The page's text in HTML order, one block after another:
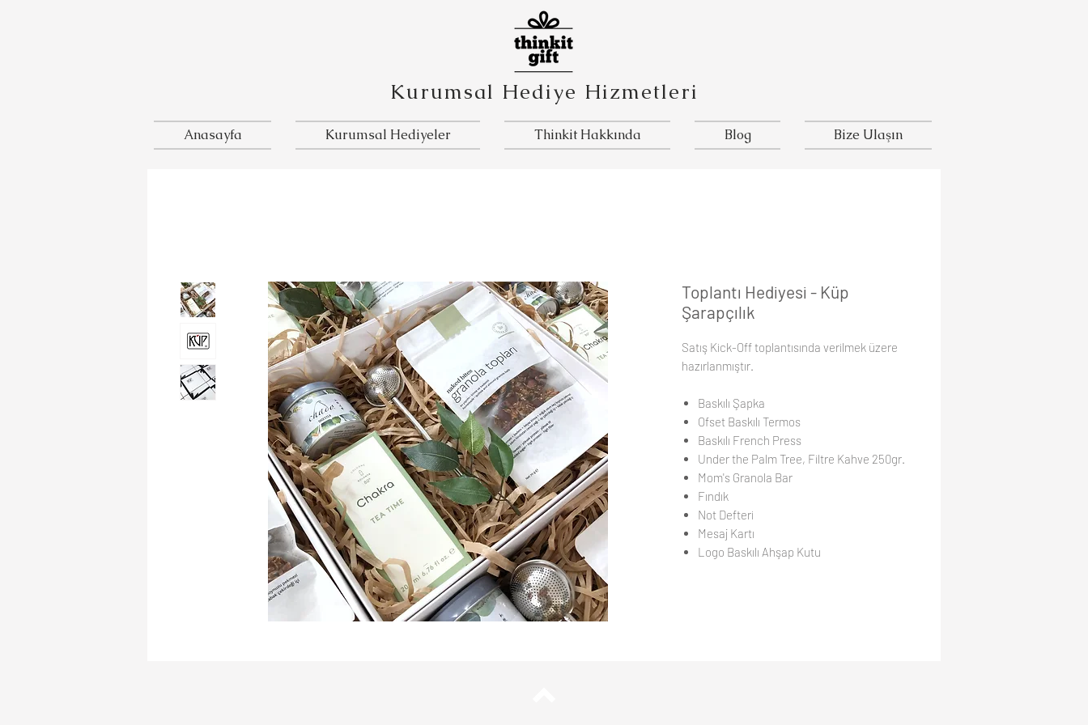
Kurumsal Hediye Hizmetleri
Anasayfa Kurumsal Hediyeler Thinkit Hakkında Blog Bize Ulaşın
Toplantı Hediyesi - Küp
Şarapçılık
Satış Kick-Off toplantısında verilmek üzere
hazırlanmıştır.
Baskılı Şapka
Ofset Baskılı Termos
Baskılı French Press
Under the Palm Tree, Filtre Kahve 250gr.
Mom's Granola Bar
Fındık
Not Defteri
Mesaj Kartı
Logo Baskılı Ahşap Kutu